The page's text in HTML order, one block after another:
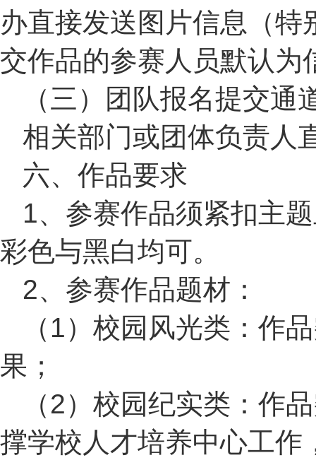
办直接发送图片信息（
交作品的参赛人员默认为
（三）团队报名提交通
相关部门或团体负责人
六、作品要求
1、参赛作品须紧扣主
彩色与黑白均可。
2、参赛作品题材：
（1）校园风光类：作
果；
（2）校园纪实类：作
撑学校人才培养中心工作